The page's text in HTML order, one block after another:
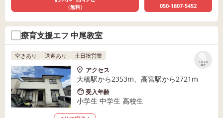
（無料） 050-1807-5452
療育支援エフ 中尾教室
リストに
保存
空きあり 送迎あり 土日祝営業
アクセス
大橋駅から2353m、高宮駅から2721m
受入年齢
小学生 中学生 高校生